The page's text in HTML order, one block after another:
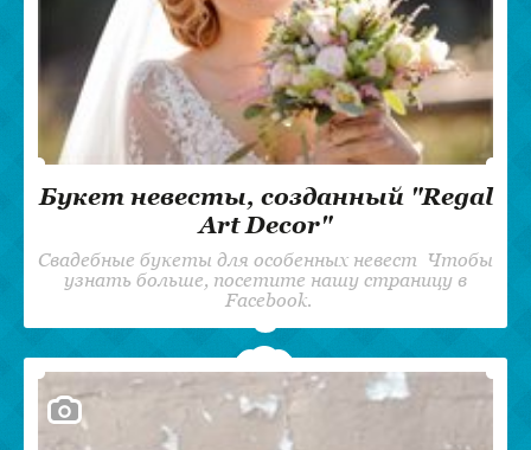
Букет невесты, созданный "Regal
Art Decor"
Свадебные букеты для особенных невест Чтобы
узнать больше, посетите нашу страницу в
Facebook.